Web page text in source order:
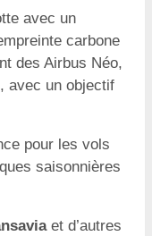
avec un
carbone
des Airbus Néo,
avec un objectif
pour les vols
saisonnières
et d’autres